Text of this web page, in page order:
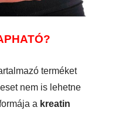
terméket
nem is lehetne
a kreatin